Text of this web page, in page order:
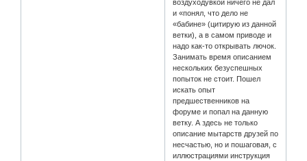
воздуходувкой ничего не дал
и «понял, что дело не
«бабине» (цитирую из данной
ветки), а в самом приводе и
надо как-то открывать лючок.
Занимать время описанием
нескольких безуспешных
попыток не стоит. Пошел
искать опыт
предшественников на
форуме и попал на данную
ветку. А здесь не только
описание мытарств друзей по
несчастью, но и пошаговая, с
иллюстрациями инструкция